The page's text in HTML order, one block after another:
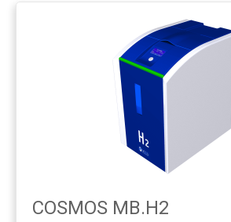
COSMOS MB.H2